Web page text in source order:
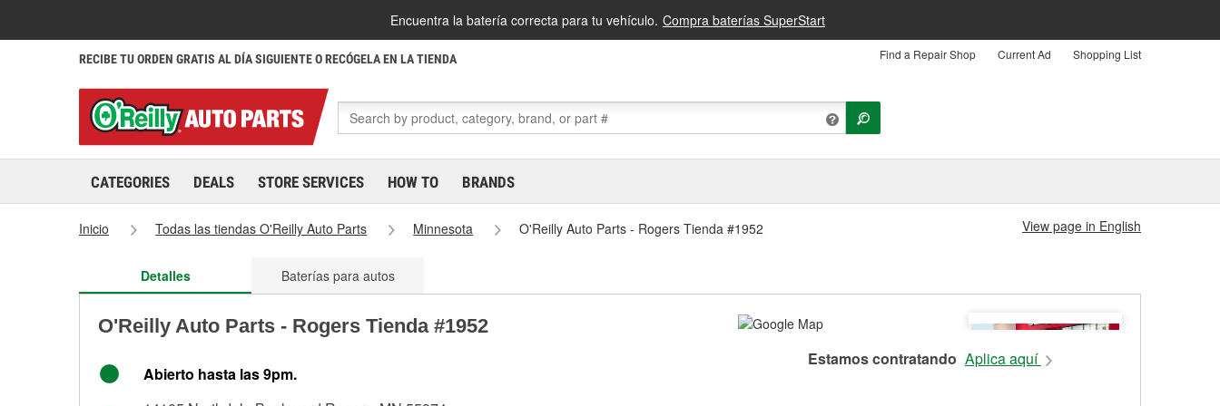
Encuentra la batería correcta para tu vehículo. Compra baterías SuperStart
RECIBE TU ORDEN GRATIS AL DÍA SIGUIENTE O RECÓGELA EN LA TIENDA Find a Repair Shop Current Ad Shopping List
CATEGORIES DEALS STORE SERVICES HOW TO BRANDS
Inicio Todas las tiendas O'Reilly Auto Parts Minnesota O'Reilly Auto Parts - Rogers Tienda #1952 View page in English
Detalles Baterías para autos
O'Reilly Auto Parts - Rogers Tienda #1952
Abierto hasta las 9pm.
Estamos contratando Aplica aquí